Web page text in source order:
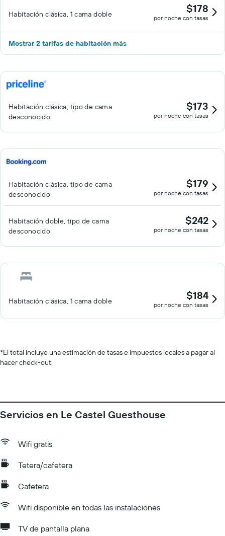
Habitación clásica, 1 cama doble $178
por noche con tasas
Mostrar 2 tarifas de habitación más
Habitación clásica, tipo de cama
desconocido
$173
por noche con tasas
Habitación clásica, tipo de cama
desconocido
$179
por noche con tasas
Habitación doble, tipo de cama
desconocido
$242
por noche con tasas
Habitación clásica, 1 cama doble $184
por noche con tasas
*El total incluye una estimación de tasas e impuestos locales a pagar al
hacer check-out.
Servicios en Le Castel Guesthouse
Wifi gratis
Tetera/cafetera
Cafetera
Wifi disponible en todas las instalaciones
TV de pantalla plana